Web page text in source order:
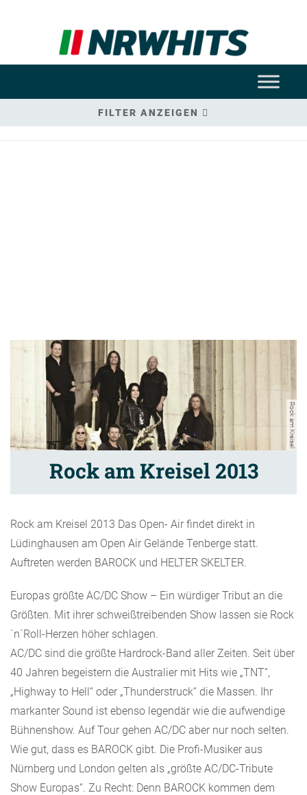
FILTER ANZEIGEN
Rock am Kreisel
Rock am Kreisel 2013
Rock am Kreisel 2013 Das Open- Air findet direkt in
Lüdinghausen am Open Air Gelände Tenberge statt.
Auftreten werden BAROCK und HELTER SKELTER.
Europas größte AC/DC Show – Ein würdiger Tribut an die
Größten. Mit ihrer schweißtreibenden Show lassen sie Rock
´n´Roll-Herzen höher schlagen.
AC/DC sind die größte Hardrock-Band aller Zeiten. Seit über
40 Jahren begeistern die Australier mit Hits wie „TNT“,
„Highway to Hell“ oder „Thunderstruck“ die Massen. Ihr
markanter Sound ist ebenso legendär wie die aufwendige
Bühnenshow. Auf Tour gehen AC/DC aber nur noch selten.
Wie gut, dass es BAROCK gibt. Die Profi-Musiker aus
Nürnberg und London gelten als „größte AC/DC-Tribute
Show Europas“. Zu Recht: Denn BAROCK kommen dem